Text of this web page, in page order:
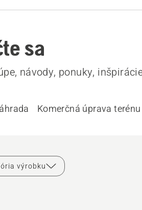
sa
návody, ponuky,
Komerčná úprava terénu
výrobku